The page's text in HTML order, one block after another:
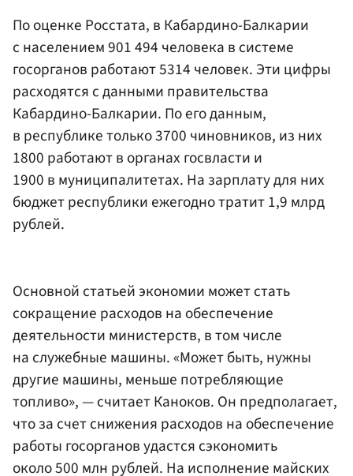
По оценке Росстата, в Кабардино-Балкарии
с населением 901 494 человека в системе
госорганов работают 5314 человек. Эти цифры
расходятся с данными правительства
Кабардино-Балкарии. По его данным,
в республике только 3700 чиновников, из них
1800 работают в органах госвласти и
1900 в муниципалитетах. На зарплату для них
бюджет республики ежегодно тратит 1,9 млрд
рублей.
Основной статьей экономии может стать
сокращение расходов на обеспечение
деятельности министерств, в том числе
на служебные машины. «Может быть, нужны
другие машины, меньше потребляющие
топливо», — считает Каноков. Он предполагает,
что за счет снижения расходов на обеспечение
работы госорганов удастся сэкономить
около 500 млн рублей. На исполнение майских